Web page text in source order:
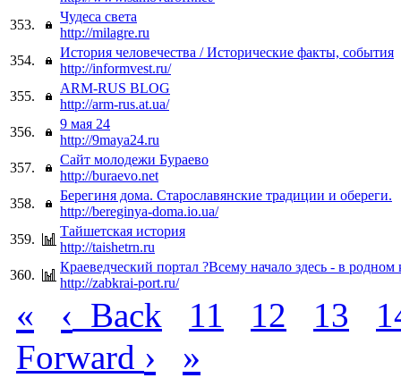
353.
Чудеса света
http://milagre.ru
354.
История человечества / Исторические факты, события
http://informvest.ru/
355.
ARM-RUS BLOG
http://arm-rus.at.ua/
356.
9 мая 24
http://9maya24.ru
357.
Сайт молодежи Бураево
http://buraevo.net
358.
Берегиня дома. Старославянские традиции и обереги.
http://bereginya-doma.io.ua/
359.
Тайшетская история
http://taishetrn.ru
360.
Краеведческий портал ?Всему начало здесь - в родном
http://zabkrai-port.ru/
« ‹ Back 11 12 13
Forward › »